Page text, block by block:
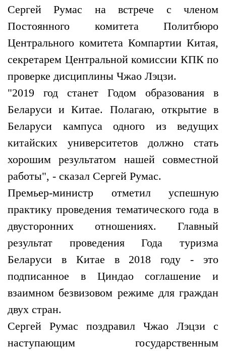
Сергей Румас на встрече с членом
Постоянного комитета Политбюро
Центрального комитета Компартии Китая,
секретарем Центральной комиссии КПК по
проверке дисциплины Чжао Лэцзи.
"2019 год станет Годом образования в
Беларуси и Китае. Полагаю, открытие в
Беларуси кампуса одного из ведущих
китайских университетов должно стать
хорошим результатом нашей совместной
работы", - сказал Сергей Румас.
Премьер-министр отметил успешную
практику проведения тематического года в
двусторонних отношениях. Главный
результат проведения Года туризма
Беларуси в Китае в 2018 году - это
подписанное в Циндао соглашение и
взаимном безвизовом режиме для граждан
двух стран.
Сергей Румас поздравил Чжао Лэцзи с
наступающим государственным